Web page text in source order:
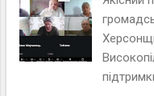
розділи
жителів
увагу